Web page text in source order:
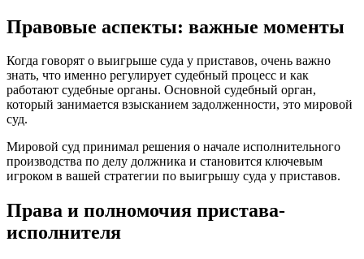
Правовые аспекты: важные моменты
Когда говорят о выигрыше суда у приставов, очень важно
знать, что именно регулирует судебный процесс и как
работают судебные органы. Основной судебный орган,
который занимается взысканием задолженности, это мировой
суд.
Мировой суд принимал решения о начале исполнительного
производства по делу должника и становится ключевым
игроком в вашей стратегии по выигрышу суда у приставов.
Права и полномочия пристава-
исполнителя